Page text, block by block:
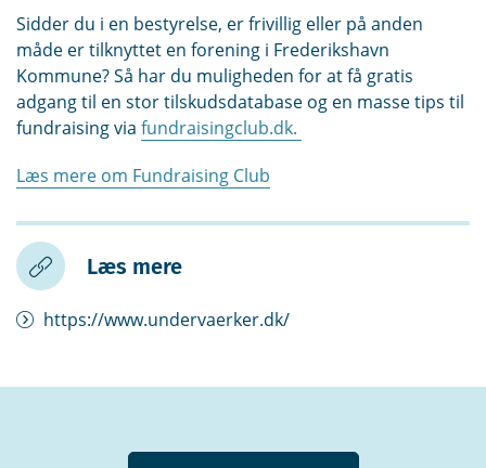
Sidder du i en bestyrelse, er frivillig eller på anden
måde er tilknyttet en forening i Frederikshavn
Kommune? Så har du muligheden for at få gratis
adgang til en stor tilskudsdatabase og en masse tips til
fundraising via fundraisingclub.dk.
Læs mere om Fundraising Club
Læs mere
https://www.undervaerker.dk/